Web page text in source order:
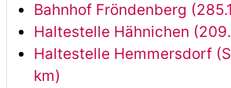
Bahnhof Fröndenberg
Haltestelle Hähnichen
Haltestelle Hemmersdorf
km)